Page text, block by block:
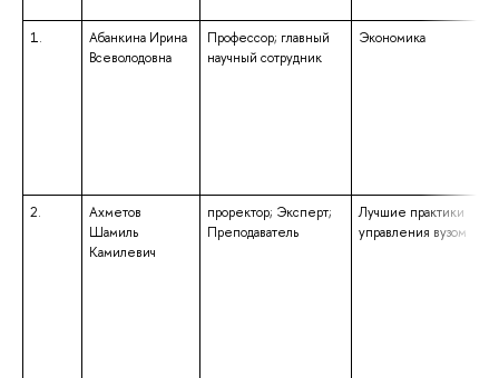
1.
Абанкина Ирина
Всеволодовна
Профессор; главный
научный сотрудник
Экономика
2.
Ахметов
Шамиль
Камилевич
проректор; Эксперт;
Преподаватель
Лучшие практики
управления вузом